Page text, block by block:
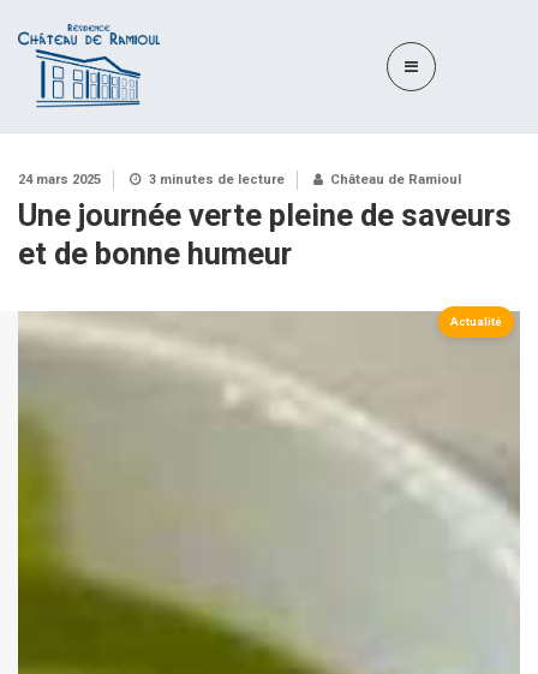
24 mars 2025 3 minutes de lecture Château de Ramioul
Une journée verte pleine de saveurs
et de bonne humeur
Actualité